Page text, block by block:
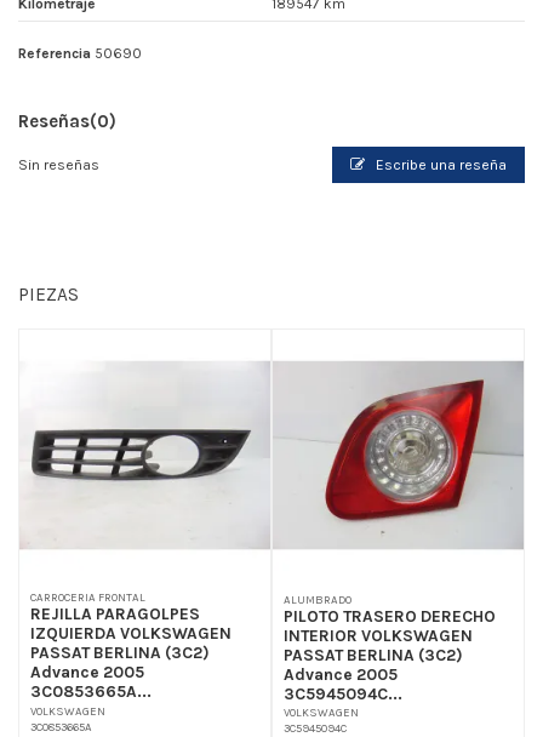
Kilometraje 189547 km
Referencia 50690
Reseñas(0)
Sin reseñas Escribe una reseña
PIEZAS
CARROCERIA FRONTAL
REJILLA PARAGOLPES
IZQUIERDA VOLKSWAGEN
PASSAT BERLINA (3C2)
Advance 2005
3C0853665A...
VOLKSWAGEN
3C0853665A
ALUMBRADO
PILOTO TRASERO DERECHO
INTERIOR VOLKSWAGEN
PASSAT BERLINA (3C2)
Advance 2005
3C5945094C...
VOLKSWAGEN
3C5945094C